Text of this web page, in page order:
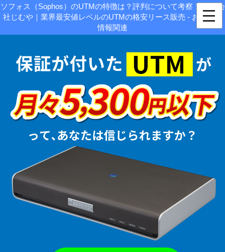
ソフォス（Sophos）のUTMの特徴は？評判について考察！|株式会
社じむや｜業界最安値レベルのUTMの格安リース販売 - お役立ち
情報関連